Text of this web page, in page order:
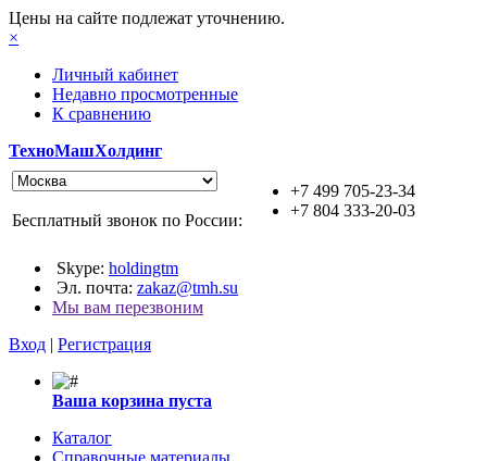
Цены на сайте подлежат уточнению.
×
Личный кабинет
Недавно просмотренные
К сравнению
ТехноМашХолдинг
+7 499 705-23-34
+7 804 333-20-03
Бесплатный звонок по России:
Skype: holdingtm
Эл. почта: zakaz@tmh.su
Мы вам перезвоним
Вход | Регистрация
Ваша корзина пуста
Каталог
Справочные материалы